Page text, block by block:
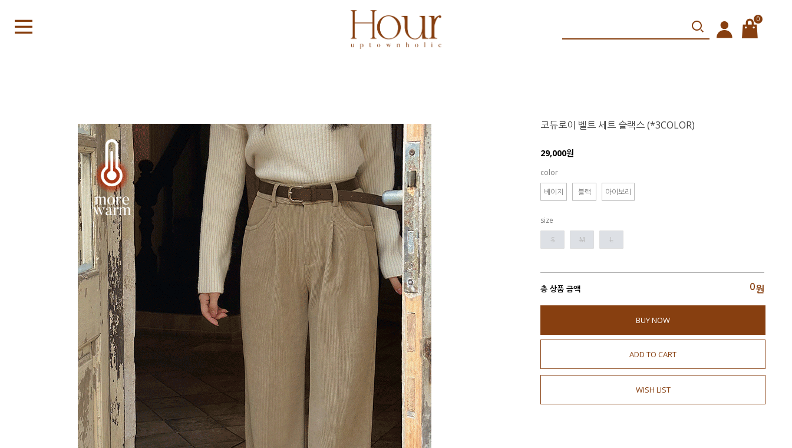
0
코듀로이 벨트 세트 슬랙스 (*3COLOR)
29,000원
color
베이지
블랙 아이보리
size
S
M L
총 상품 금액 0원
BUY NOW
ADD TO CART
WISH LIST